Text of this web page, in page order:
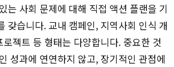
는 사회 문제에 대해 직접 액션 플랜을 기
갖습니다. 교내 캠페인, 지역사회 인식 개
젝트 등 형태는 다양합니다. 중요한 것
성과에 연연하지 않고, 장기적인 관점에